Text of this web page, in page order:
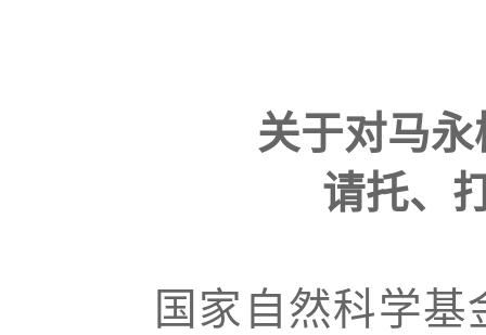
关于对马
请托、
国家自然科学基金